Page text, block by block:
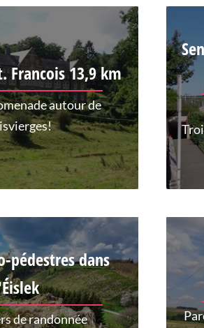
Francois 13,9 km
autour de
pédestres dans
de randonnée